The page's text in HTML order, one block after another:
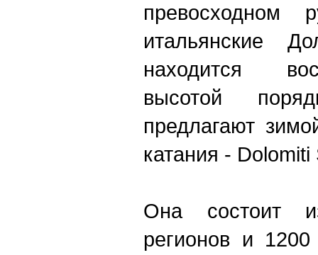
превосходном
итальянские
находится
высотой
предлагают
катания -
Она состоит
регионов и